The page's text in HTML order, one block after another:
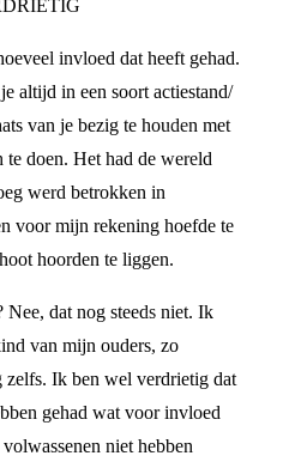
invloed dat heeft gehad.
altijd in een soort actiestand/
van je bezig te houden met
doen. Het had de wereld
werd betrokken in
voor mijn rekening hoefde te
hoorden te liggen.
dat nog steeds niet. Ik
van mijn ouders, zo
zelfs. Ik ben wel verdrietig dat
gehad wat voor invloed
niet hebben